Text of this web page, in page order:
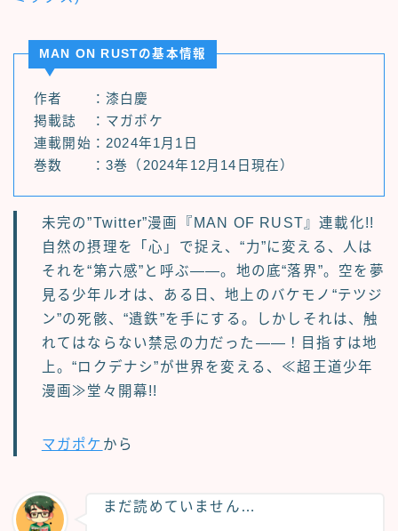
MAN ON RUSTの基本情報
作者 ：漆白慶
掲載誌 ：マガポケ
連載開始：2024年1月1日
巻数 ：3巻（2024年12月14日現在）
未完の”Twitter”漫画『MAN OF RUST』連載化!!
自然の摂理を「心」で捉え、“力”に変える、人は
それを“第六感”と呼ぶ――。地の底“落界”。空を夢
見る少年ルオは、ある日、地上のバケモノ“テツジ
ン”の死骸、“遺鉄”を手にする。しかしそれは、触
れてはならない禁忌の力だった――！目指すは地
上。“ロクデナシ”が世界を変える、≪超王道少年
漫画≫堂々開幕!!
マガポケ から
まだ読めていません…